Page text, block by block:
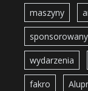
maszyny
sponsorowany
wydarzenia
fakro